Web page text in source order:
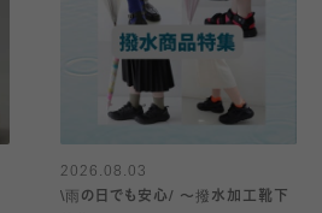
2026.08.03
\雨の日でも安心/ 〜撥水加工靴下